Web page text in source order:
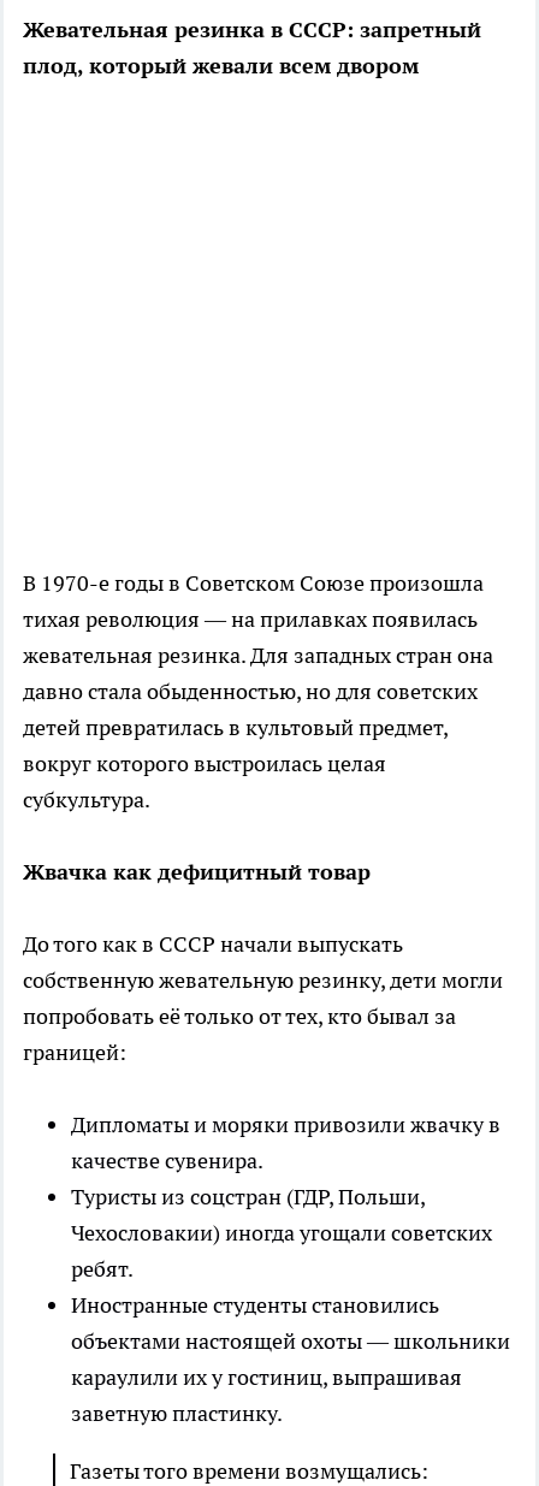
Жевательная резинка в СССР: запретный
плод, который жевали всем двором
В 1970-е годы в Советском Союзе произошла
тихая революция — на прилавках появилась
жевательная резинка. Для западных стран она
давно стала обыденностью, но для советских
детей превратилась в культовый предмет,
вокруг которого выстроилась целая
субкультура.
Жвачка как дефицитный товар
До того как в СССР начали выпускать
собственную жевательную резинку, дети могли
попробовать её только от тех, кто бывал за
границей:
Дипломаты и моряки привозили жвачку в
качестве сувенира.
Туристы из соцстран (ГДР, Польши,
Чехословакии) иногда угощали советских
ребят.
Иностранные студенты становились
объектами настоящей охоты — школьники
караулили их у гостиниц, выпрашивая
заветную пластинку.
Газеты того времени возмущались: